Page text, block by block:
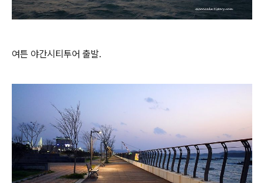
여튼 야간시티투어 출발.